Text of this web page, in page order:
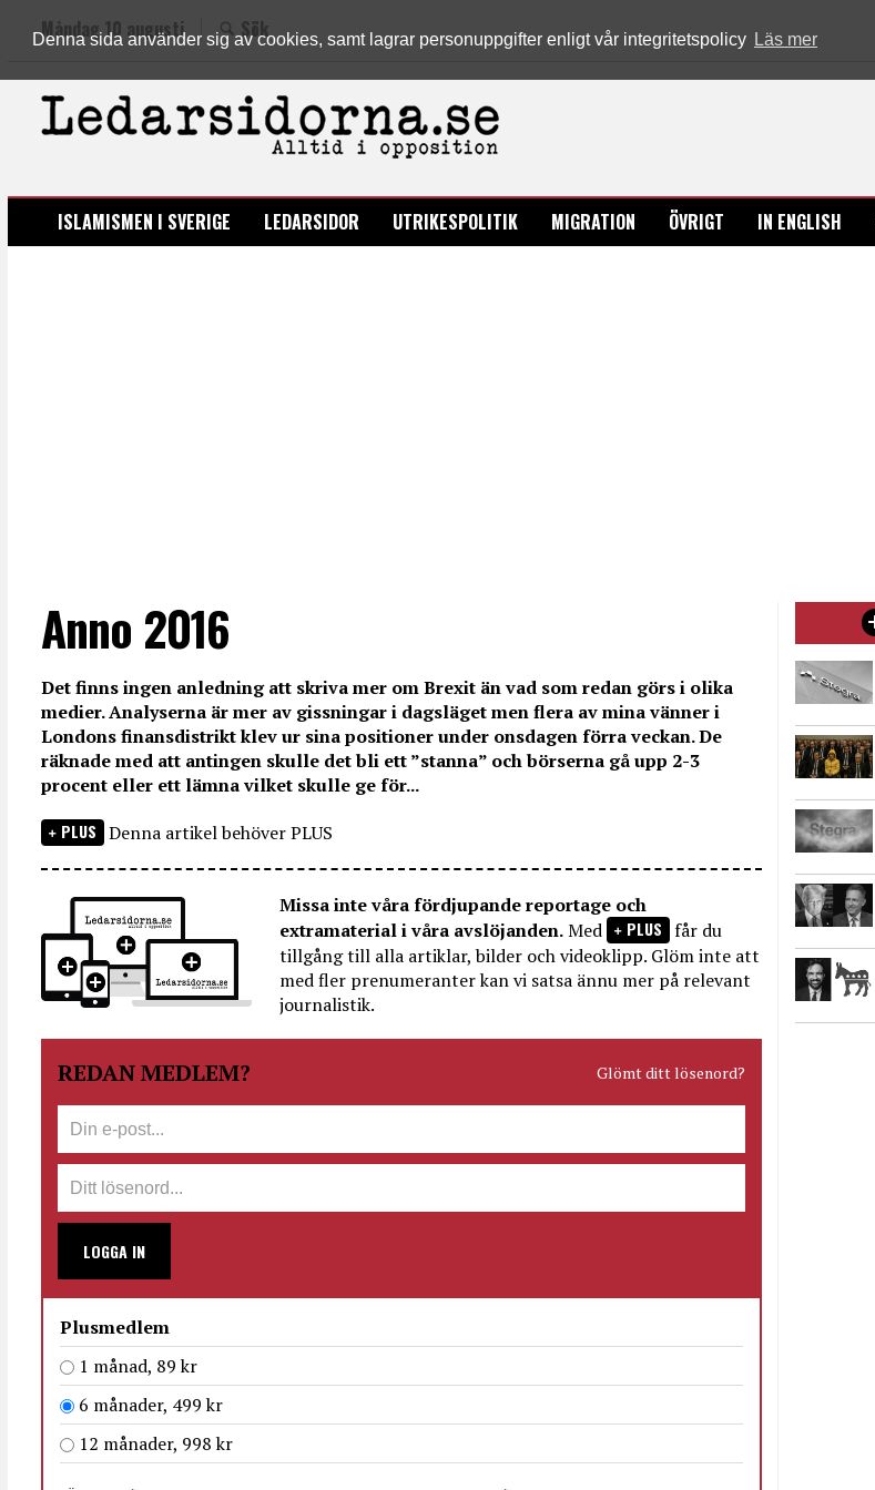
Denna sida använder sig av cookies, samt lagrar personuppgifter enligt vår integritetspolicy Läs mer
Måndag 10 augusti Sök
LEDARSIDORNA.SE
ISLAMISMEN I SVERIGE LEDARSIDOR UTRIKESPOLITIK MIGRATION ÖVRIGT IN ENGLISH
Anno 2016
Det finns ingen anledning att skriva mer om Brexit än vad som redan görs i olika
medier. Analyserna är mer av gissningar i dagsläget men flera av mina vänner i
Londons finansdistrikt klev ur sina positioner under onsdagen förra veckan. De
räknade med att antingen skulle det bli ett ”stanna” och börserna gå upp 2-3
procent eller ett lämna vilket skulle ge för...
PLUS Denna artikel behöver PLUS
Missa inte våra fördjupande reportage och
extramaterial i våra avslöjanden.Med PLUS får du
tillgång till alla artiklar, bilder och videoklipp. Glöm inte att
med fler prenumeranter kan vi satsa ännu mer på relevant
journalistik.
REDAN MEDLEM? Glömt ditt lösenord?
LOGGA IN
Plusmedlem
1 månad, 89 kr
6 månader, 499 kr
12 månader, 998 kr